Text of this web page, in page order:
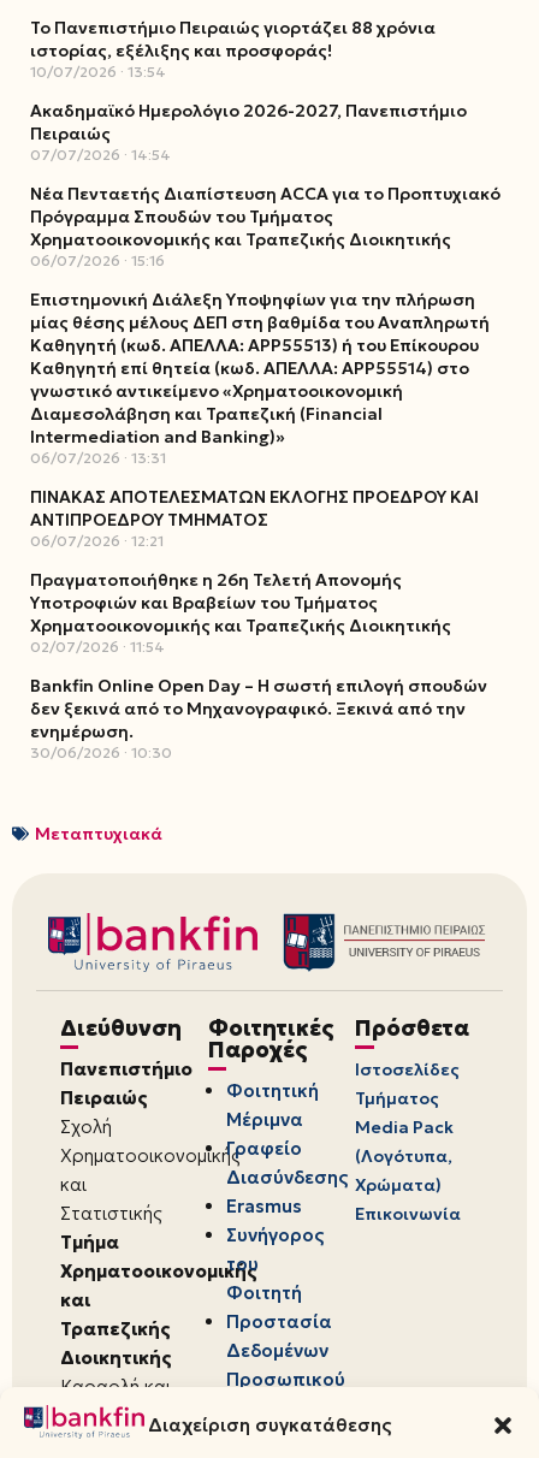
Διαχείριση συγκατάθεσης
Το Πανεπιστήμιο Πειραιώς γιορτάζει 88 χρόνια
ιστορίας, εξέλιξης και προσφοράς!
10/07/2026 13:54
Ακαδημαϊκό Ημερολόγιο 2026-2027, Πανεπιστήμιο
Πειραιώς
07/07/2026 14:54
Νέα Πενταετής Διαπίστευση ACCA για το Προπτυχιακό
Πρόγραμμα Σπουδών του Τμήματος
Χρηματοοικονομικής και Τραπεζικής Διοικητικής
06/07/2026 15:16
Επιστημονική Διάλεξη Υποψηφίων για την πλήρωση
μίας θέσης μέλους ΔΕΠ στη βαθμίδα του Αναπληρωτή
Καθηγητή (κωδ. ΑΠΕΛΛΑ: ΑΡΡ55513) ή του Επίκουρου
Καθηγητή επί θητεία (κωδ. ΑΠΕΛΛΑ: ΑΡΡ55514) στο
γνωστικό αντικείμενο «Χρηματοοικονομική
Διαμεσολάβηση και Τραπεζική (Financial
Intermediation and Banking)»
06/07/2026 13:31
ΠΙΝΑΚΑΣ ΑΠΟΤΕΛΕΣΜΑΤΩΝ ΕΚΛΟΓΗΣ ΠΡΟΕΔΡΟΥ ΚΑΙ
ΑΝΤΙΠΡΟΕΔΡΟΥ ΤΜΗΜΑΤΟΣ
06/07/2026 12:21
Πραγματοποιήθηκε η 26η Τελετή Απονομής
Υποτροφιών και Βραβείων του Τμήματος
Χρηματοοικονομικής και Τραπεζικής Διοικητικής
02/07/2026 11:54
Bankfin Online Open Day – Η σωστή επιλογή σπουδών
δεν ξεκινά από το Μηχανογραφικό. Ξεκινά από την
ενημέρωση.
30/06/2026 10:30
Μεταπτυχιακά
Διεύθυνση
Πανεπιστήμιο
Πειραιώς
Σχολή
Χρηματοοικονομικής
και
Στατιστικής
Τμήμα
Χρηματοοικονομικής
και
Τραπεζικής
Διοικητικής
Καραολή και
Δημητρίου 80,
18534,
Φοιτητικές
Παροχές
Φοιτητική
Μέριμνα
Γραφείο
Διασύνδεσης
Erasmus
Συνήγορος
του
Φοιτητή
Προστασία
Δεδομένων
Προσωπικού
Πρόσθετα
Ιστοσελίδες
Τμήματος
Media Pack
(Λογότυπα,
Χρώματα)
Επικοινωνία